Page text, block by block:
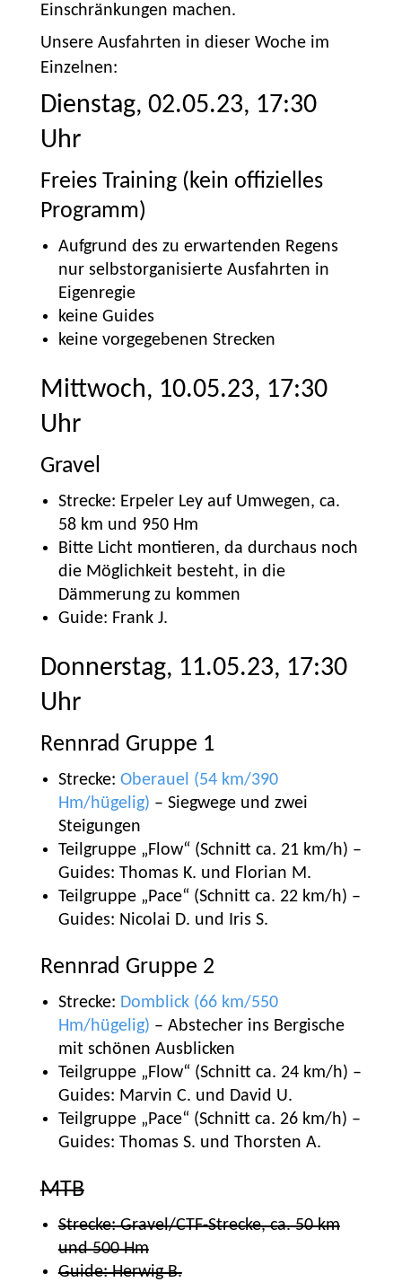
Einschränkungen machen.
Unsere Ausfahrten in dieser Woche im
Einzelnen:
Dienstag, 02.05.23, 17:30
Uhr
Freies Training (kein offizielles
Programm)
Aufgrund des zu erwartenden Regens
nur selbstorganisierte Ausfahrten in
Eigenregie
keine Guides
keine vorgegebenen Strecken
Mittwoch, 10.05.23, 17:30
Uhr
Gravel
Strecke: Erpeler Ley auf Umwegen, ca.
58 km und 950 Hm
Bitte Licht montieren, da durchaus noch
die Möglichkeit besteht, in die
Dämmerung zu kommen
Guide: Frank J.
Donnerstag, 11.05.23, 17:30
Uhr
Rennrad Gruppe 1
Strecke: Oberauel (54 km/390
Hm/hügelig) – Siegwege und zwei
Steigungen
Teilgruppe „Flow“ (Schnitt ca. 21 km/h) –
Guides: Thomas K. und Florian M.
Teilgruppe „Pace“ (Schnitt ca. 22 km/h) –
Guides: Nicolai D. und Iris S.
Rennrad Gruppe 2
Strecke: Domblick (66 km/550
Hm/hügelig) – Abstecher ins Bergische
mit schönen Ausblicken
Teilgruppe „Flow“ (Schnitt ca. 24 km/h) –
Guides: Marvin C. und David U.
Teilgruppe „Pace“ (Schnitt ca. 26 km/h) –
Guides: Thomas S. und Thorsten A.
MTB
Strecke: Gravel/CTF-Strecke, ca. 50 km
und 500 Hm
Guide: Herwig B.